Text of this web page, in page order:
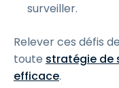
surveiller.
Relever ces défis
toute stratégie de
efficace.